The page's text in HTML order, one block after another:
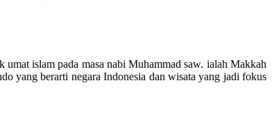
islam pada masa nabi Muhammad saw. ialah Makkah
yang berarti negara Indonesia dan wisata yang jadi fokus